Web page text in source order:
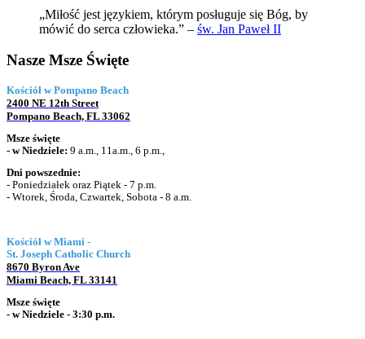
„Miłość jest językiem, którym posługuje się Bóg, by
mówić do serca człowieka.” – św. Jan Paweł II
Nasze Msze Święte
Kościół w Pompano Beach
2400 NE 12th Street
Pompano Beach, FL 33062
Msze święte
- wNiedziele: 9 a.m., 11a.m., 6 p.m.,
Dni powszednie:
- Poniedziałek oraz Piątek - 7 p.m.
- Wtorek, Środa, Czwartek, Sobota - 8 a.m.
Kościół w Miami -
St. Joseph Catholic Church
8670 Byron Ave
Miami Beach, FL 33141
Msze święte
- w Niedziele - 3:30 p.m.